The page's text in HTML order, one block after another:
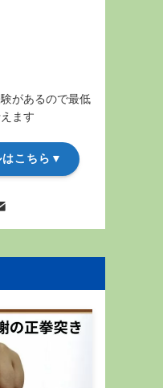
があるので最低
ます
はこちら▼